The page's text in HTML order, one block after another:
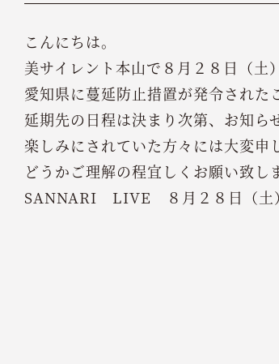
こんにちは。
美サイレント本山で８月２８日（土
愛知県に蔓延防止措置が発令された
延期先の日程は決まり次第、お知ら
楽しみにされていた方々には大変申
どうかご理解の程宜しくお願い致し
SANNARI LIVE ８月２８日（土